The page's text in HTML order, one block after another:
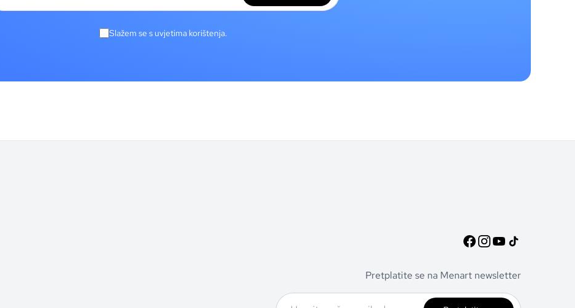
Slažem se s uvjetima korištenja.
Pretplatite se na Menart newsletter